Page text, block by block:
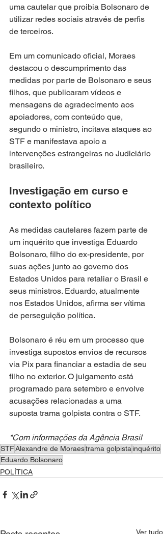
uma cautelar que proibia Bolsonaro de
utilizar redes sociais através de perfis
de terceiros.
Em um comunicado oficial, Moraes
destacou o descumprimento das
medidas por parte de Bolsonaro e seus
filhos, que publicaram vídeos e
mensagens de agradecimento aos
apoiadores, com conteúdo que,
segundo o ministro, incitava ataques ao
STF e manifestava apoio a
intervenções estrangeiras no Judiciário
brasileiro.
Investigação em curso e
contexto político
As medidas cautelares fazem parte de
um inquérito que investiga Eduardo
Bolsonaro, filho do ex-presidente, por
suas ações junto ao governo dos
Estados Unidos para retaliar o Brasil e
seus ministros. Eduardo, atualmente
nos Estados Unidos, afirma ser vítima
de perseguição política.
Bolsonaro é réu em um processo que
investiga supostos envios de recursos
via Pix para financiar a estadia de seu
filho no exterior. O julgamento está
programado para setembro e envolve
acusações relacionadas a uma
suposta trama golpista contra o STF.
*Com informações da Agência Brasil
STFAlexandre de Moraestrama golpista inquérito
Eduardo Bolsonaro
POLÍTICA
Ver tudo